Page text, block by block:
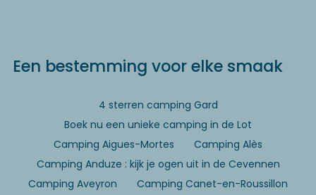
Een bestemming voor elke smaak
4 sterren camping Gard
Boek nu een unieke camping in de Lot
Camping Aigues-Mortes
Camping Alès
Camping Anduze : kijk je ogen uit in de Cevennen
Camping Aveyron
Camping Canet-en-Roussillon